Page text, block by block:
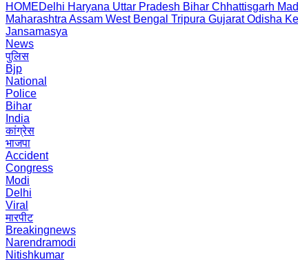
HOMEDelhi Haryana Uttar Pradesh Bihar Chhattisgarh
Maharashtra Assam West Bengal Tripura Gujarat Odisha
Jansamasya
News
पुलिस
Bjp
National
Police
Bihar
India
कांग्रेस
भाजपा
Accident
Congress
Modi
Delhi
Viral
मारपीट
Breakingnews
Narendramodi
Nitishkumar